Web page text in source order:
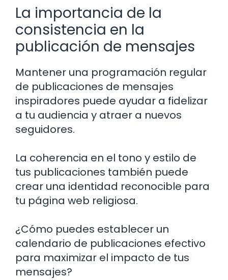
La importancia de la
consistencia en la
publicación de mensajes
Mantener una programación regular
de publicaciones de mensajes
inspiradores puede ayudar a fidelizar
a tu audiencia y atraer a nuevos
seguidores.
La coherencia en el tono y estilo de
tus publicaciones también puede
crear una identidad reconocible para
tu página web religiosa.
¿Cómo puedes establecer un
calendario de publicaciones efectivo
para maximizar el impacto de tus
mensajes?